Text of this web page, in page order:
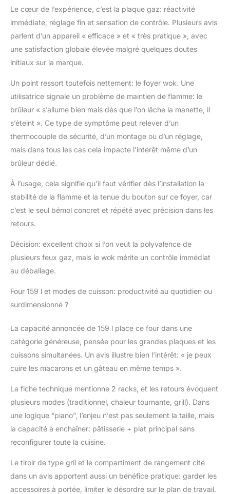
Le cœur de l’expérience, c’est la plaque gaz: réactivité
immédiate, réglage fin et sensation de contrôle. Plusieurs avis
parlent d’un appareil « efficace » et « très pratique », avec
une satisfaction globale élevée malgré quelques doutes
initiaux sur la marque.
Un point ressort toutefois nettement: le foyer wok. Une
utilisatrice signale un problème de maintien de flamme: le
brûleur « s’allume bien mais dès que l’on lâche la manette, il
s’éteint ». Ce type de symptôme peut relever d’un
thermocouple de sécurité, d’un montage ou d’un réglage,
mais dans tous les cas cela impacte l’intérêt même d’un
brûleur dédié.
À l’usage, cela signifie qu’il faut vérifier dès l’installation la
stabilité de la flamme et la tenue du bouton sur ce foyer, car
c’est le seul bémol concret et répété avec précision dans les
retours.
Décision: excellent choix si l’on veut la polyvalence de
plusieurs feux gaz, mais le wok mérite un contrôle immédiat
au déballage.
Four 159 l et modes de cuisson: productivité au quotidien ou
surdimensionné ?
La capacité annoncée de 159 l place ce four dans une
catégorie généreuse, pensée pour les grandes plaques et les
cuissons simultanées. Un avis illustre bien l’intérêt: « je peux
cuire les macarons et un gâteau en même temps ».
La fiche technique mentionne 2 racks, et les retours évoquent
plusieurs modes (traditionnel, chaleur tournante, grill). Dans
une logique “piano”, l’enjeu n’est pas seulement la taille, mais
la capacité à enchaîner: pâtisserie + plat principal sans
reconfigurer toute la cuisine.
Le tiroir de type gril et le compartiment de rangement cité
dans un avis apportent aussi un bénéfice pratique: garder les
accessoires à portée, limiter le désordre sur le plan de travail.